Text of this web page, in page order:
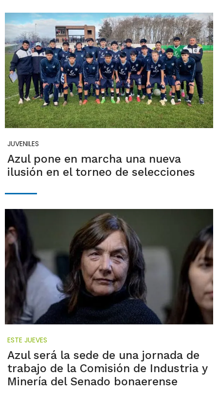
JUVENILES
Azul pone en marcha una nueva
ilusión en el torneo de selecciones
ESTE JUEVES
Azul será la sede de una jornada de
trabajo de la Comisión de Industria y
Minería del Senado bonaerense